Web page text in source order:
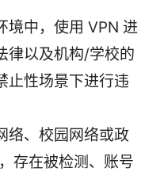
境中，使用 VPN 进
律以及机构/学校的
止性场景下进行违
络、校园网络或政
存在被检测、账号